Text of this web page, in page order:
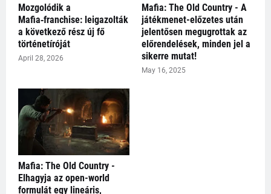
Mozgolódik a
Mafia‑franchise: leigazolták
a következő rész új fő
történetíróját
April 28, 2026
Mafia: The Old Country - A
játékmenet-előzetes után
jelentősen megugrottak az
előrendelések, minden jel a
sikerre mutat!
May 16, 2025
Mafia: The Old Country -
Elhagyja az open-world
formulát egy lineáris,